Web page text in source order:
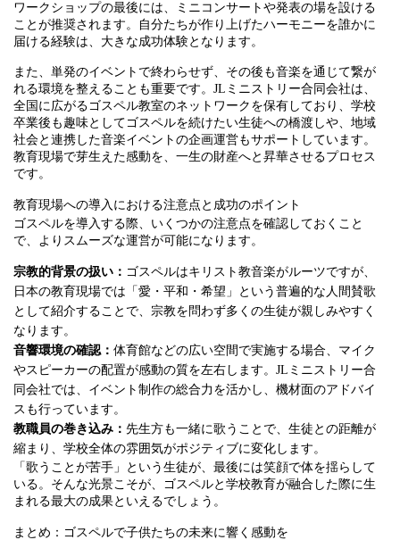
ワークショップの最後には、ミニコンサートや発表の場を設ける
ことが推奨されます。自分たちが作り上げたハーモニーを誰かに
届ける経験は、大きな成功体験となります。
また、単発のイベントで終わらせず、その後も音楽を通じて繋が
れる環境を整えることも重要です。JLミニストリー合同会社は、
全国に広がるゴスペル教室のネットワークを保有しており、学校
卒業後も趣味としてゴスペルを続けたい生徒への橋渡しや、地域
社会と連携した音楽イベントの企画運営もサポートしています。
教育現場で芽生えた感動を、一生の財産へと昇華させるプロセス
です。
教育現場への導入における注意点と成功のポイント
ゴスペルを導入する際、いくつかの注意点を確認しておくこと
で、よりスムーズな運営が可能になります。
宗教的背景の扱い： ゴスペルはキリスト教音楽がルーツですが、
日本の教育現場では「愛・平和・希望」という普遍的な人間賛歌
として紹介することで、宗教を問わず多くの生徒が親しみやすく
なります。
音響環境の確認： 体育館などの広い空間で実施する場合、マイク
やスピーカーの配置が感動の質を左右します。JLミニストリー合
同会社では、イベント制作の総合力を活かし、機材面のアドバイ
スも行っています。
教職員の巻き込み： 先生方も一緒に歌うことで、生徒との距離が
縮まり、学校全体の雰囲気がポジティブに変化します。
「歌うことが苦手」という生徒が、最後には笑顔で体を揺らして
いる。そんな光景こそが、ゴスペルと学校教育が融合した際に生
まれる最大の成果といえるでしょう。
まとめ：ゴスペルで子供たちの未来に響く感動を